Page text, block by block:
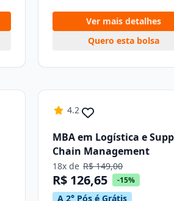
Ver mais detalhes
Quero esta bolsa
4.2
MBA em Logística e
Chain Management
18x de R$ 149,00
R$ 126,65 -15%
A 2° Pós é Grátis